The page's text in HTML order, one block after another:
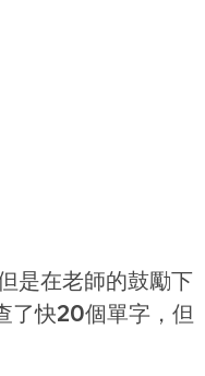
是在老師的鼓勵下
了快20個單字，但